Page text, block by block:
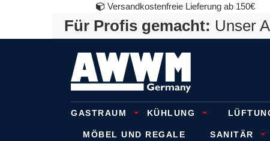
Versandkostenfreie Lieferung ab 150€
Für Profis gemacht: Unser
GASTRAUM KÜHLUNG
MÖBEL UND REGALE SANITÄR